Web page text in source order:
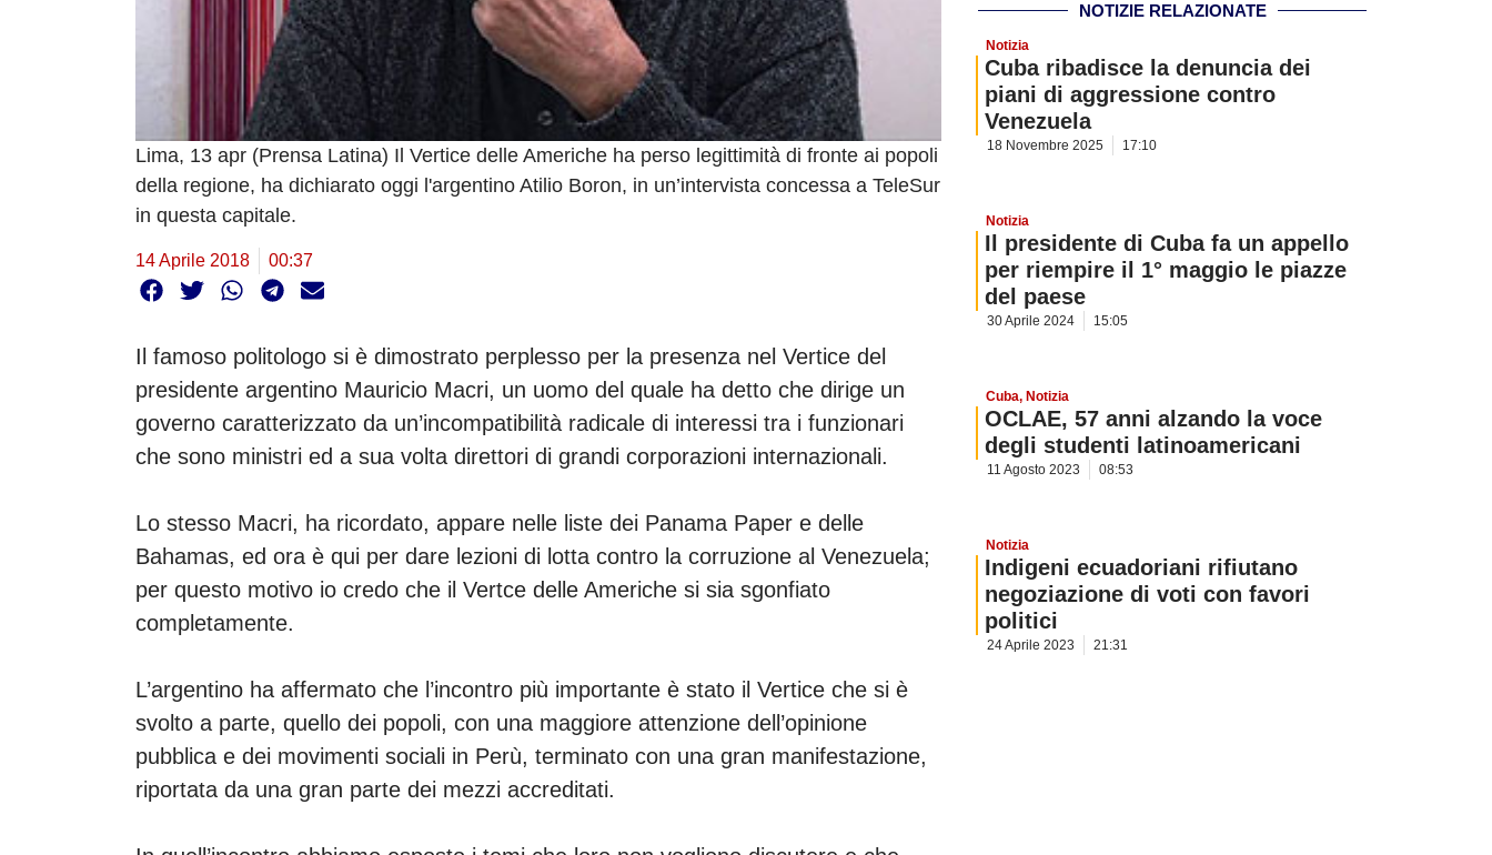
Lima, 13 apr (Prensa Latina) Il Vertice delle Americhe ha perso legittimità di fronte ai popoli
della regione, ha dichiarato oggi l'argentino Atilio Boron, in un’intervista concessa a TeleSur
in questa capitale.
14 Aprile 2018 00:37
Il famoso politologo si è dimostrato perplesso per la presenza nel Vertice del
presidente argentino Mauricio Macri, un uomo del quale ha detto che dirige un
governo caratterizzato da un’incompatibilità radicale di interessi tra i funzionari
che sono ministri ed a sua volta direttori di grandi corporazioni internazionali.
Lo stesso Macri, ha ricordato, appare nelle liste dei Panama Paper e delle
Bahamas, ed ora è qui per dare lezioni di lotta contro la corruzione al Venezuela;
per questo motivo io credo che il Vertce delle Americhe si sia sgonfiato
completamente.
L’argentino ha affermato che l’incontro più importante è stato il Vertice che si è
svolto a parte, quello dei popoli, con una maggiore attenzione dell’opinione
pubblica e dei movimenti sociali in Perù, terminato con una gran manifestazione,
riportata da una gran parte dei mezzi accreditati.
NOTIZIE RELAZIONATE
Notizia
Cuba ribadisce la denuncia dei
piani di aggressione contro
Venezuela
18 Novembre 2025 17:10
Notizia
Il presidente di Cuba fa un appello
per riempire il 1° maggio le piazze
del paese
30 Aprile 2024 15:05
Cuba, Notizia
OCLAE, 57 anni alzando la voce
degli studenti latinoamericani
11 Agosto 2023 08:53
Notizia
Indigeni ecuadoriani rifiutano
negoziazione di voti con favori
politici
24 Aprile 2023 21:31